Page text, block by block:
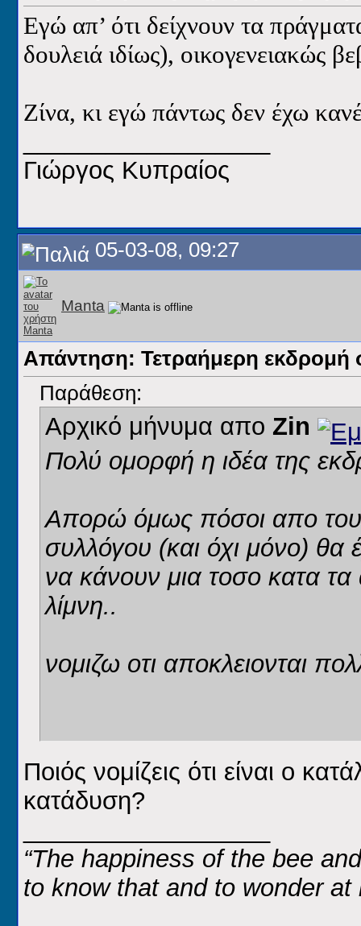
Εγώ απ’ ότι δείχνουν τα
δουλειά ιδίως), οικογενειακώς
Ζίνα, κι εγώ πάντως δεν έχω
Γιώργος Κυπραίος
05-03-08, 09:27
Manta
Απάντηση: Τετραήμερη εκδρομή
Παράθεση:
Αρχικό μήνυμα απο Zin
Πολύ ομορφή η ιδέα της
Απορώ όμως πόσοι απο
συλλόγου (και όχι μόνο) θα
να κάνουν μια τοσο κατα
λίμνη..
νομιζω οτι αποκλειονται
Ποιός νομίζεις ότι είναι ο
κατάδυση?
“The happiness of the bee
to know that and to wonder at